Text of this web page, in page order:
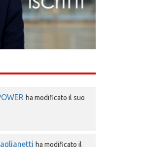
ha modificato il suo
ha modificato il